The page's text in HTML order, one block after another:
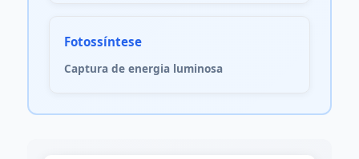
Fotossíntese
Captura de energia luminosa